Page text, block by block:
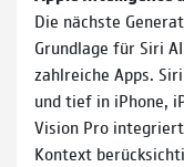
Die nächste
Grundlage für Siri
zahlreiche Apps.
und tief in iPhone,
Vision Pro
Kontext